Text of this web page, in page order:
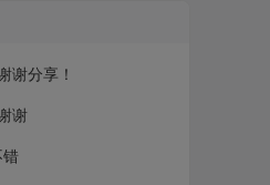
谢分享！
谢
错